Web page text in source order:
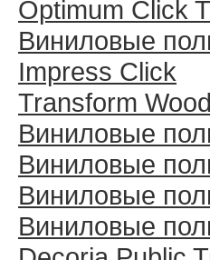
Optimum Click
Виниловые
Impress Click
Transform Wood
Виниловые
Виниловые
Виниловые
Виниловые